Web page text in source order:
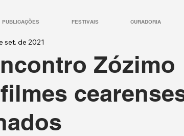
PUBLICAÇÕES FESTIVAIS CURADORIA
Zózimo
set. de 2021